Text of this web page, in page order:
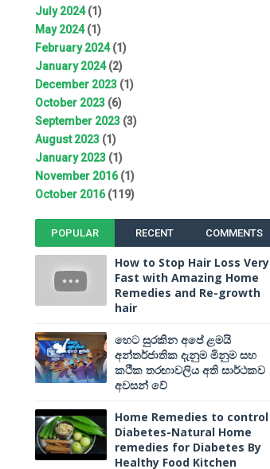
July 2024(1)
May 2024(1)
February 2024(1)
January 2024(2)
December 2023 (1)
October 2023 (6)
September 2023 (3)
August 2023 (1)
January 2023 (1)
November 2016(1)
October 2016(119)
POPULAR RECENT COMMENTS
How to Stop Hair Loss Very
Fast with Amazing Home
Remedies and Re-growth
hair
හෙට සුරකින අපේ ළමයි
අන්තර්ජාතික දැනුම මිනුම සහ
කථික තරඟාවලිය අති සාර්ථකව
අවසන් වේ
Home Remedies to control
Diabetes-Natural Home
remedies for Diabetes By
Healthy Food Kitchen